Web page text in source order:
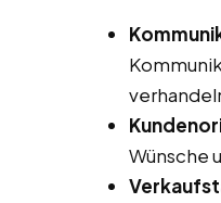
Wünsche